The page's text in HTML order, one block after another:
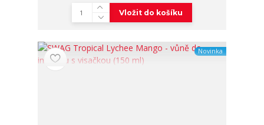
Vložit do košíku
Novinka